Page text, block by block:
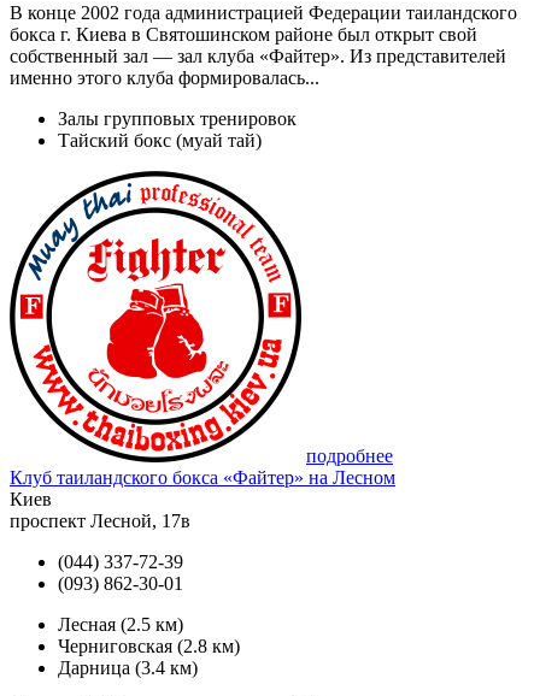
В конце 2002 года администрацией Федерации таиландского
бокса г. Киева в Святошинском районе был открыт свой
собственный зал — зал клуба «Файтер». Из представителей
именно этого клуба формировалась...
Залы групповых тренировок
Тайский бокс (муай тай)
подробнее
Клуб таиландского бокса «Файтер» на Лесном
Киев
проспект Лесной, 17в
(044) 337-72-39
(093) 862-30-01
Лесная (2.5 км)
Черниговская (2.8 км)
Дарница (3.4 км)